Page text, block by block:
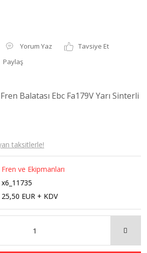
Yorum Yaz
Tavsiye Et
Paylaş
Balatası Ebc Fa179V Yarı Sinterli
taksitlerle!
Fren ve Ekipmanları
x6_11735
25,50 EUR + KDV